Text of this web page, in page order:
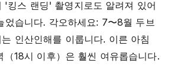
킹스 랜딩' 촬영지로도 알려져 있어
었습니다. 각오하세요: 7〜8월 두브
인산인해를 이룹니다. 이른 아침
（18시 이후）은 훨씬 여유롭습니다.